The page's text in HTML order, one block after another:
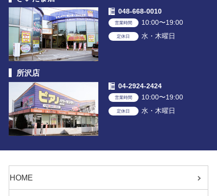
048-668-0010
営業時間 10:00〜19:00
定休日 水・木曜日
所沢店
04-2924-2424
営業時間 10:00〜19:00
定休日 水・木曜日
HOME